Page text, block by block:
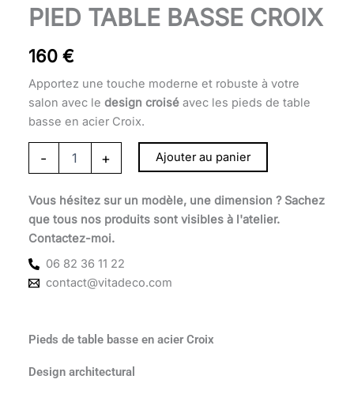
PIED TABLE BASSE CROIX
160 €
Apportez une touche moderne et robuste à votre
salon avec le design croiséavec les pieds de table
basse en acier Croix.
-
quantité
de
table
Croix
+ Ajouter au panier
Vous hésitez sur un modèle, une dimension ? Sachez
que tous nos produits sont visibles à l'atelier.
Contactez-moi.
06 82 36 11 22
contact@vitadeco.com
Pieds de table basse en acier Croix
Design architectural